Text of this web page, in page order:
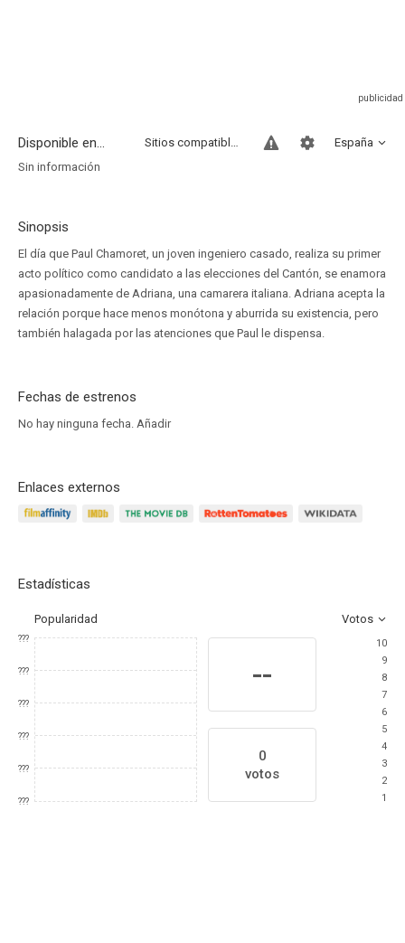
Disponible en... España
Sitios compatibles
Sin información
Sinopsis
El día que Paul Chamoret, un joven ingeniero casado, realiza su primer
acto político como candidato a las elecciones del Cantón, se enamora
apasionadamente de Adriana, una camarera italiana. Adriana acepta la
relación porque hace menos monótona y aburrida su existencia, pero
también halagada por las atenciones que Paul le dispensa.
Fechas de estrenos
No hay ninguna fecha. Añadir
Enlaces externos
Estadísticas
Popularidad Votos
???
???
???
???
???
???
--
0
votos
10
9
8
7
6
5
4
3
2
1